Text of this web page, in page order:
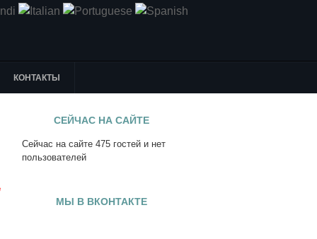
КОНТАКТЫ
СЕЙЧАС НА САЙТЕ
Сейчас на сайте 475 гостей и нет
пользователей
МЫ В ВКОНТАКТЕ